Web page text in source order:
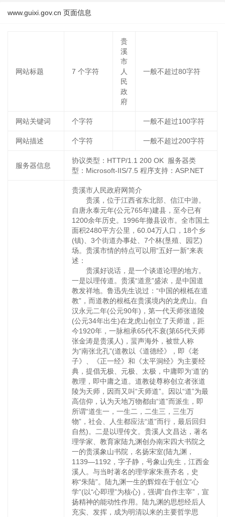
www.guixi.gov.cn 页面信息
网站标题 7 个字符
贵
溪
市
人
民
政
府
一般不超过80字符
网站关键词 个字符 一般不超过100字符
网站描述 个字符 一般不超过200字符
服务器信息
协议类型：HTTP/1.1 200 OK 服务器类
型：Microsoft-IIS/7.5 程序支持：ASP.NET
贵溪市人民政府网简介
贵溪，位于江西省东北部、信江中游。
自唐永泰元年(公元765年)建县，至今已有
1200余年历史。1996年撤县设市。全市国土
面积2480平方公里，60.04万人口，18个乡
(镇)、3个街道办事处、7个林(垦殖、园艺)
场。贵溪市情的特点可以用“五好一新”来表
述：
贵溪好说话，是一个谈道论理的地方。
一是以理传道。贵溪“道意”盛浓，是中国道
教发祥地。鲁迅先生说过：“中国的根柢在道
教”，而道教的根柢在贵溪境内的龙虎山。自
汉永元二年(公元90年)，第一代天师张道陵
(公元34年出生)在龙虎山创立了天师道，距
今1920年，一脉相承65代不衰(第65代天师
张金涛是贵溪人)，蜚声海外，被世人称
为“南张北孔”(道教以《道德经》，即《老
子》、《正一经》和《太平洞经》为主要经
典，提倡无极、元极、太极，中庸即为‘道’的
教理，即中庸之道。道教徒尊称创立者张道
陵为天师，因而又叫“天师道”。因以“道”为最
高信仰，认为天地万物都由“道”而派生，即
所谓“道生一，一生二，二生三，三生万
物”，社会、人生都应法“道”而行，最后回归
自然)。二是以理传文。贵溪人文昌达，著名
理学家、教育家陆九渊创办南宋四大书院之
一的贵溪象山书院，名扬宋室(陆九渊，
1139—1192，字子静，号象山先生，江西金
溪人。与当时著名的理学家朱熹齐名，史
称“朱陆”。陆九渊一生的辉煌在于创立“心
学”(以“心即理”为核心)，强调“自作主宰”，宣
扬精神的能动性作用。陆九渊的思想经后人
充实、发挥，成为明清以来的主要哲学思